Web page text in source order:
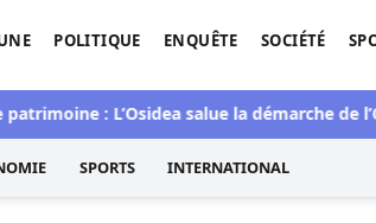
de l'Afrique.
POLITIQUE ENQUÊTE SOCIÉTÉ
: L’Osidea salue la démarche de l’Ofnac
SPORTS INTERNATIONAL